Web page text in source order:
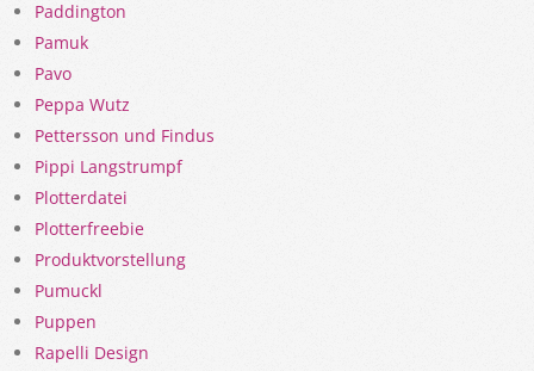
Paddington
Pamuk
Pavo
Peppa Wutz
Pettersson und Findus
Pippi Langstrumpf
Plotterdatei
Plotterfreebie
Produktvorstellung
Pumuckl
Puppen
Rapelli Design